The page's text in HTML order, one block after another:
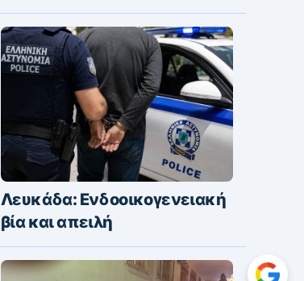
Λευκάδα: Ενδοοικογενειακή
βία και απειλή